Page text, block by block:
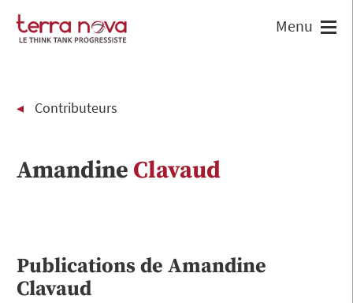
Contributeurs
Amandine Clavaud
Publications de Amandine
Clavaud